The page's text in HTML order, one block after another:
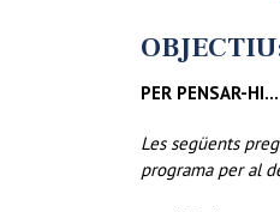
PER PENSAR-HI…
Les següents
programa per al